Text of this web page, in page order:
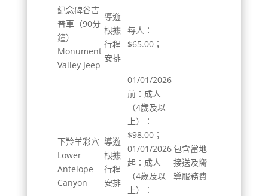
紀念碑谷吉
普車（90分
鐘）
Monument
Valley Jeep
導遊
根據
行程
安排
每人：
$65.00；
下羚羊彩穴
Lower
Antelope
Canyon
導遊
根據
行程
安排
01/01/2026
前：成人
（4歲及以
上）：
$98.00；
01/01/2026
起：成人
（4歲及以
上）：
包含當地
接送及嚮
導服務費